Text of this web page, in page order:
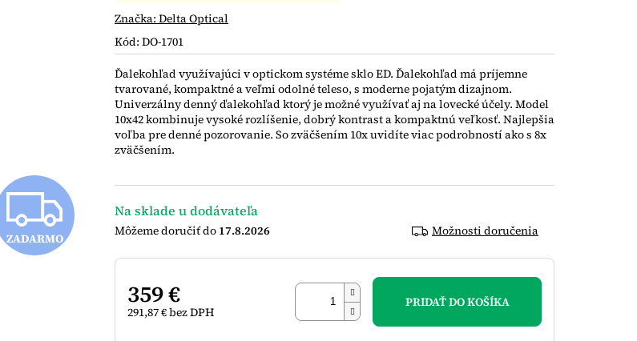
Z
ZADARMO
Kód: DO-1701
Na sklade u dodávateľa
17.8.2026 Možnosti doručenia
359 €
291,87 € bez DPH
PRIDAŤ DO KOŠÍKA
Ďalekohľad využívajúci v optickom systéme sklo ED. Ďalekohľad má príjemne
tvarované, kompaktné a veľmi odolné teleso, s moderne pojatým dizajnom.
Univerzálny denný ďalekohľad ktorý je možné využívať aj na lovecké účely. Model
10x42 kombinuje vysoké rozlíšenie, dobrý kontrast a kompaktnú veľkosť. Najlepšia
voľba pre denné pozorovanie. So zväčšením 10x uvidíte viac podrobností ako s 8x
zväčšením.
produktu
0,0
5
hviezdičiek.
Značka: Delta Optical